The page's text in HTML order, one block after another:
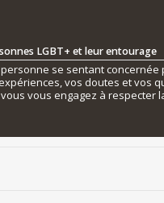
LGBT+ et leur entourage
se sentant
vos doutes et vos
vous engagez à respecter